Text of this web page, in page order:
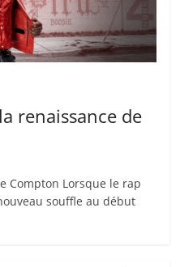
renaissance de
Compton Lorsque le rap
souffle au début